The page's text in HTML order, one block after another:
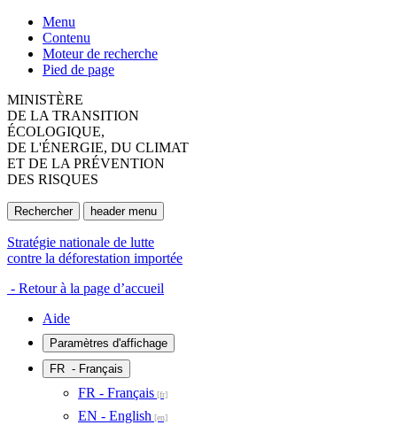
Menu
Contenu
Moteur de recherche
Pied de page
MINISTÈRE
DE LA TRANSITION
ÉCOLOGIQUE,
DE L'ÉNERGIE, DU CLIMAT
ET DE LA PRÉVENTION
DES RISQUES
Rechercher header menu
Stratégie nationale de lutte
contre la déforestation importée
- Retour à la page d’accueil
Aide
Paramètres d'affichage
FR - Français
FR - Français
EN - English